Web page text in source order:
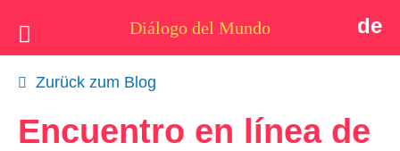
Diálogo del Mundo de
Idea
Zurück zum Blog
Encuentro en línea de